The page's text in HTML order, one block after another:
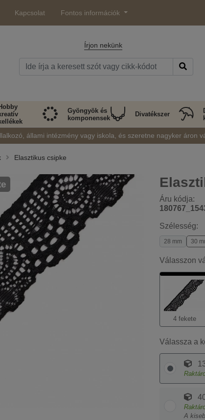
Kapcsolat Fontos információk
Írjon nekünk
Gyöngyök és
komponensek
Divatékszer
állami intézmény vagy iskola, és szeretne nagyker áron
Elasztikus csipke
Áru kódja:
Szélesség:
28 mm 30
Válasszon
4 fekete
Válassza a
A